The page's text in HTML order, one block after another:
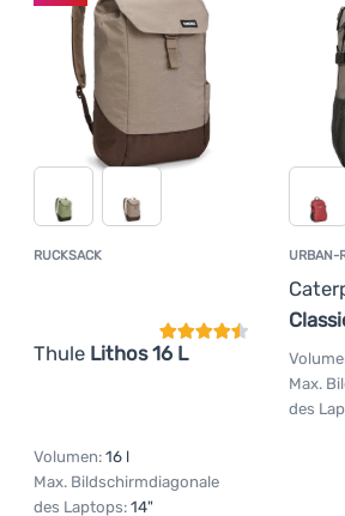
RUCKSACK
Thule Lithos 16 L
Kundenbewertung
Volumen: 16 l
Max. Bildschirmdiagonale
des Laptops: 14"
URBAN-
Max.
des